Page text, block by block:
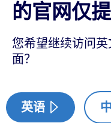
的官网仅
您希望继续访问
面？
英语